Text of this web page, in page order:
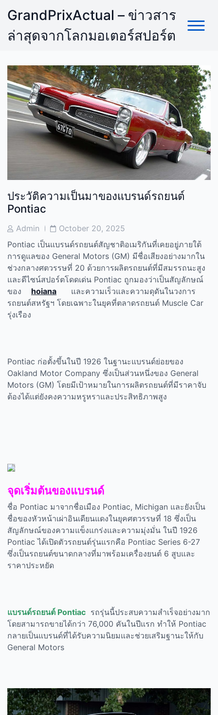
content
GrandPrixActual – ข่าวสาร
ล่าสุดจากโลกมอเตอร์สปอร์ต
ประวัติความเป็นมาของแบรนด์รถยนต์
Pontiac
PostAdmin
PostOctober 20, 2025
Pontiac เป็นแบรนด์รถยนต์สัญชาติอเมริกันที่เคยอยู่ภายใต้
การดูแลของ General Motors (GM) มีชื่อเสียงอย่างมากใน
ช่วงกลางศตวรรษที่ 20 ด้วยการผลิตรถยนต์ที่มีสมรรถนะสูง
และดีไซน์สปอร์ตโดดเด่น Pontiac ถูกมองว่าเป็นสัญลักษณ์
ของ hoiana และความเร็วและความดุดันในวงการ
รถยนต์สหรัฐฯ โดยเฉพาะในยุคที่ตลาดรถยนต์ Muscle Car
รุ่งเรือง
Pontiac ก่อตั้งขึ้นในปี 1926 ในฐานะแบรนด์ย่อยของ
Oakland Motor Company ซึ่งเป็นส่วนหนึ่งของ General
Motors (GM) โดยมีเป้าหมายในการผลิตรถยนต์ที่มีราคาจับ
ต้องได้แต่ยังคงความหรูหราและประสิทธิภาพสูง
จุดเริ่มต้นของแบรนด์
ชื่อ Pontiac มาจากชื่อเมือง Pontiac, Michigan และยังเป็น
ชื่อของหัวหน้าเผ่าอินเดียนแดงในยุคศตวรรษที่ 18 ซึ่งเป็น
สัญลักษณ์ของความแข็งแกร่งและความมุ่งมั่น ในปี 1926
Pontiacได้เปิดตัวรถยนต์รุ่นแรกคือ Pontiac Series 6-27
ซึ่งเป็นรถยนต์ขนาดกลางที่มาพร้อมเครื่องยนต์ 6 สูบและ
ราคาประหยัด
แบรนด์รถยนต์ Pontiac รถรุ่นนี้ประสบความสำเร็จอย่างมาก
โดยสามารถขายได้กว่า 76,000 คันในปีแรก ทำให้ Pontiac
กลายเป็นแบรนด์ที่ได้รับความนิยมและช่วยเสริมฐานะให้กับ
General Motors